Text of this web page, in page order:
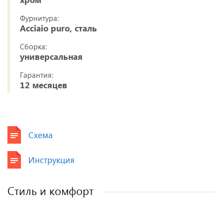
Фурнитура:
Acciaio puro, сталь
Сборка:
универсальная
Гарантия:
12 месяцев
Схема
Инструкция
Cтиль и комфорт